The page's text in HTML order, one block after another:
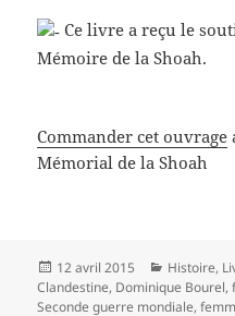
Ce livre a reçu le
Mémoire de la Shoah.
Commander cet ouvrage
Mémorial de la Shoah
Publié
le
12 avril 2015 Catégories
Histoire,
Clandestine, Dominique Bourel,
Seconde guerre mondiale,